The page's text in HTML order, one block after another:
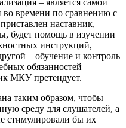
– является самой
во времени по сравнению с
наставник,
будет помощь в изучении
инструкций,
– обучение и контроль
обязанностей
МКУ претендует.
таким образом, чтобы
среду для слушателей, а
стимулировали бы их